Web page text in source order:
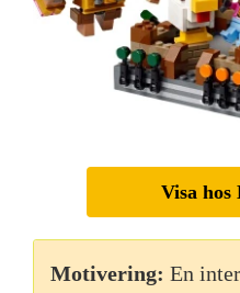
Visa hos
Motivering: En